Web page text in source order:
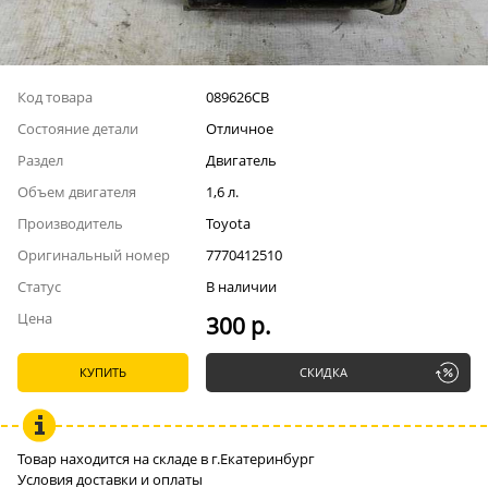
Код товара
089626СВ
Состояние детали
Отличное
Раздел
Двигатель
Объем двигателя
1,6 л.
Производитель
Toyota
Оригинальный номер
7770412510
Статус
В наличии
Цена
300 р.
КУПИТЬ СКИДКА
Товар находится на складе в г.Екатеринбург
Условия доставки и оплаты